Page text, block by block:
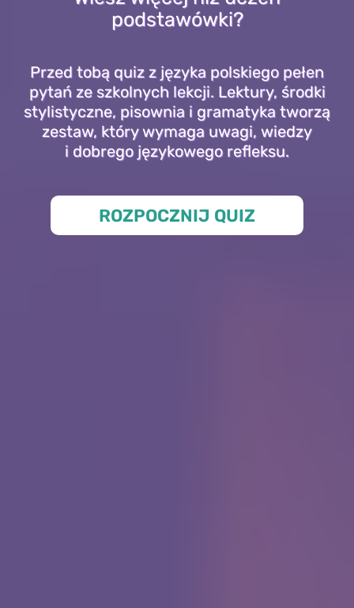
podstawówki?
Przed tobą quiz z języka polskiego pełen
pytań ze szkolnych lekcji. Lektury, środki
stylistyczne, pisownia i gramatyka tworzą
zestaw, który wymaga uwagi, wiedzy
i dobrego językowego refleksu.
ROZPOCZNIJ QUIZ